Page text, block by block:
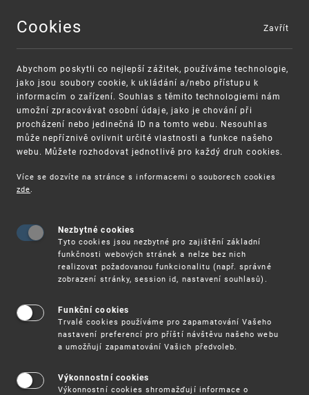
MENU
UPV
Call for Evidence: Dodatková ochranná
osvědčení (SPC)
Evropská komise dne 8. března 2022 zveřejnila
posouzení dopadů (call for evidence) v oblasti
dodatkových ochranných osvědčení (SPC), v níž za
účelem zlepšení stávajícího systému, především
účinnosti, transparentnosti a předvídatelnosti
a zkušenosti.
Cookies
Abychom poskytli co nejlepší zážitek, používáme technologie,
jako jsou soubory cookie, k ukládání a/nebo přístupu k
informacím o zařízení. Souhlas s těmito technologiemi nám
umožní zpracovávat osobní údaje, jako je chování při
procházení nebo jedinečná ID na tomto webu. Nesouhlas
může nepříznivě ovlivnit určité vlastnosti a funkce našeho
webu. Můžete rozhodovat jednotlivě pro každý druh cookies.
Více se dozvíte na stránce s informacemi o souborech cookies
zde.
Nezbytné cookies
Tyto cookies jsou nezbytné pro zajištění základní
funkčnosti webových stránek a nelze bez nich
realizovat požadovanou funkcionalitu (např. správné
zobrazení stránky, session id, nastavení souhlasů).
Funkční cookies
Trvalé cookies používáme pro zapamatování Vašeho
nastavení preferencí pro příští návštěvu našeho webu
a umožňují zapamatování Vašich předvoleb.
Výkonnostní cookies
Výkonnostní cookies shromažďují informace o
Zavřít